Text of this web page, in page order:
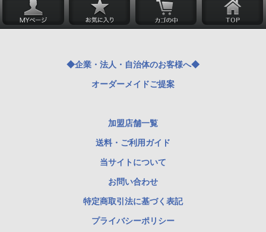
◆企業・法人・自治体のお客様へ◆
オーダーメイドご提案
加盟店舗一覧
送料・ご利用ガイド
当サイトについて
お問い合わせ
特定商取引法に基づく表記
プライバシーポリシー